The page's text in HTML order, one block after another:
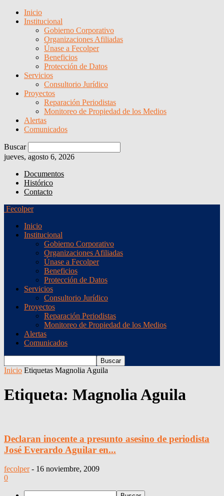
Inicio
Institucional
Gobierno Corporativo
Organizaciones Afiliadas
Únase a Fecolper
Beneficios
Protección de Datos
Servicios
Consultorio Jurídico
Proyectos
Reparación Periodistas
Monitoreo de Propiedad de los Medios
Alertas
Comunicados
Buscar
jueves, agosto 6, 2026
Documentos
Histórico
Contacto
Fecolper
Inicio
Institucional
Gobierno Corporativo
Organizaciones Afiliadas
Únase a Fecolper
Beneficios
Protección de Datos
Servicios
Consultorio Jurídico
Proyectos
Reparación Periodistas
Monitoreo de Propiedad de los Medios
Alertas
Comunicados
Inicio Etiquetas Magnolia Aguila
Etiqueta: Magnolia Aguila
Declaran inocente a presunto asesino de periodista
José Everardo Aguilar en...
fecolper - 16 noviembre, 2009
0